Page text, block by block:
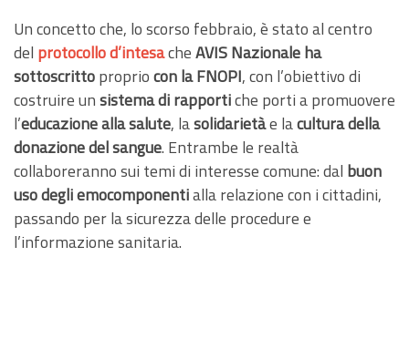
Un concetto che, lo scorso febbraio, è stato al centro
del protocollo d’intesacheAVIS Nazionaleha
sottoscrittopropriocon la FNOPI, con l’obiettivo di
costruire unsistema di rapportiche porti a promuovere
l’educazione alla salute, lasolidarietàe lacultura della
donazione del sangue. Entrambe le realtà
collaboreranno sui temi di interesse comune: dal buon
uso degli emocomponentialla relazione con i cittadini,
passando per la sicurezza delle procedure e
l’informazione sanitaria.